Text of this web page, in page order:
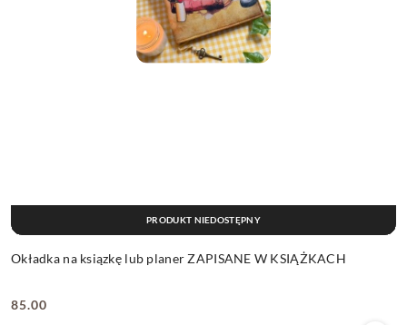
Okładka na ksiązkę lub planer ZAPISANE W KSIĄŻKACH
Cena:
85.00
PRODUKT NIEDOSTĘPNY